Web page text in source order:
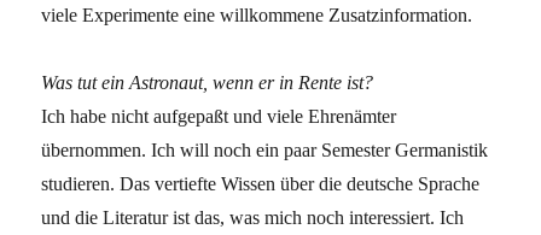
viele Experimente eine willkommene Zusatzinformation.
Was tut ein Astronaut, wenn er in Rente ist?
Ich habe nicht aufgepaßt und viele Ehrenämter
übernommen. Ich will noch ein paar Semester Germanistik
studieren. Das vertiefte Wissen über die deutsche Sprache
und die Literatur ist das, was mich noch interessiert. Ich